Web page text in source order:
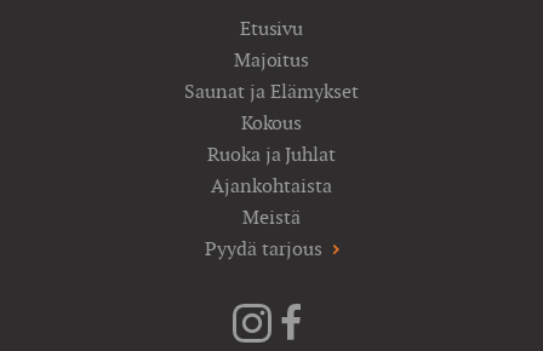
Etusivu
Majoitus
Saunat ja Elämykset
Kokous
Ruoka ja Juhlat
Ajankohtaista
Meistä
Pyydä tarjous